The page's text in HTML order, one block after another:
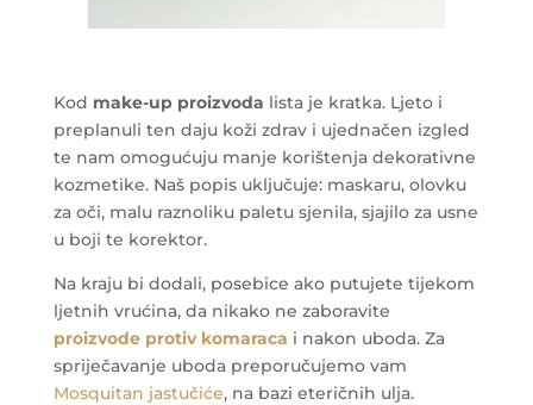
Kod make-up proizvoda lista je kratka. Ljeto i
preplanuli ten daju koži zdrav i ujednačen izgled
te nam omogućuju manje korištenja dekorativne
kozmetike. Naš popis uključuje: maskaru, olovku
za oči, malu raznoliku paletu sjenila, sjajilo za usne
u boji te korektor.
Na kraju bi dodali, posebice ako putujete tijekom
ljetnih vrućina, da nikako ne zaboravite
proizvode protiv komaraca i nakon uboda. Za
spriječavanje uboda preporučujemo vam
Mosquitan jastučiće, na bazi eteričnih ulja.